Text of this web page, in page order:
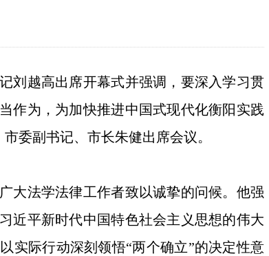
刘越高出席开幕式并强调，要深入学习贯
作为，为加快推进中国式现代化衡阳实践
委副书记、市长朱健出席会议。
法学法律工作者致以诚挚的问候。他强
近平新时代中国特色社会主义思想的伟大
实际行动深刻领悟“两个确立”的决定性意